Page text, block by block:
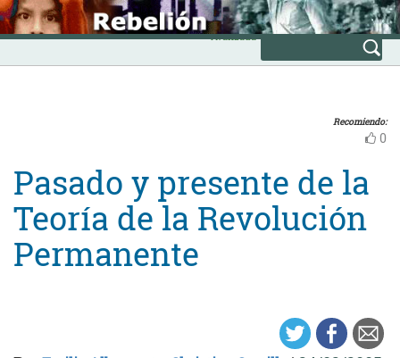
Skip
to
content
INICIO
Avanzada
Recomiendo:
0
Pasado y presente de la
Teoría de la Revolución
Permanente